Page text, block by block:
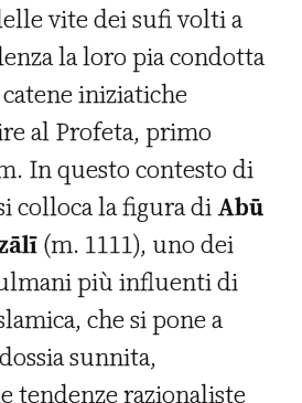
vite dei sufi volti a
la loro pia condotta
iniziatiche
al Profeta, primo
In questo contesto di
colloca la figura diAbū
(m. 1111), uno dei
più influenti di
che si pone a
sunnita,
tendenze razionaliste